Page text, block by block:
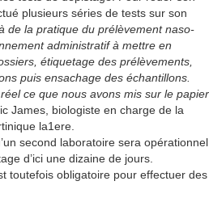
plusieurs séries de tests sur son
de la pratique du prélèvement naso-
administratif à mettre en
étiquetage des prélèvements,
puis ensachage des échantillons.
ce que nous avons mis sur le papier
James, biologiste en charge de la
la1ere.
second laboratoire sera opérationnel
d’ici une dizaine de jours.
toutefois obligatoire pour effectuer des